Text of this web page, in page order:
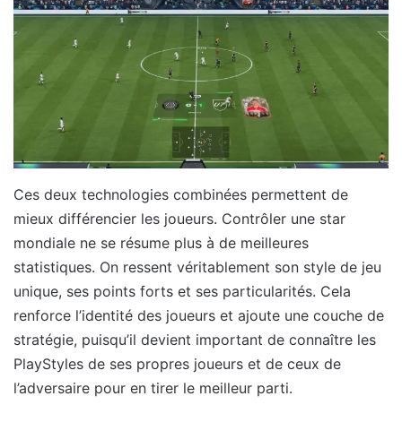
Ces deux technologies combinées permettent de
mieux différencier les joueurs. Contrôler une star
mondiale ne se résume plus à de meilleures
statistiques. On ressent véritablement son style de jeu
unique, ses points forts et ses particularités. Cela
renforce l’identité des joueurs et ajoute une couche de
stratégie, puisqu’il devient important de connaître les
PlayStyles de ses propres joueurs et de ceux de
l’adversaire pour en tirer le meilleur parti.